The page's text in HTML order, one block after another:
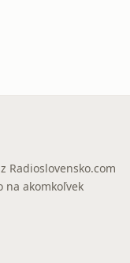
Radioslovensko.com
akomkoľvek